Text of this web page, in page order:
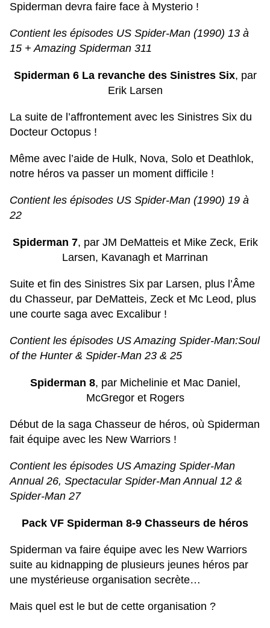
Spiderman devra faire face à Mysterio !
Contient les épisodes US Spider-Man (1990) 13 à
15 + Amazing Spiderman 311
Spiderman 6 La revanche des Sinistres Six, par
Erik Larsen
La suite de l’affrontement avec les Sinistres Six du
Docteur Octopus !
Même avec l’aide de Hulk, Nova, Solo et Deathlok,
notre héros va passer un moment difficile !
Contient les épisodes US Spider-Man (1990) 19 à
22
Spiderman 7, par JM DeMatteis et Mike Zeck, Erik
Larsen, Kavanagh et Marrinan
Suite et fin des Sinistres Six par Larsen, plus l’Âme
du Chasseur, par DeMatteis, Zeck et Mc Leod, plus
une courte saga avec Excalibur !
Contient les épisodes US Amazing Spider-Man:Soul
of the Hunter & Spider-Man 23 & 25
Spiderman 8, par Michelinie et Mac Daniel,
McGregor et Rogers
Début de la saga Chasseur de héros, où Spiderman
fait équipe avec les New Warriors !
Contient les épisodes US Amazing Spider-Man
Annual 26, Spectacular Spider-Man Annual 12 &
Spider-Man 27
Pack VF Spiderman 8-9 Chasseurs de héros
Spiderman va faire équipe avec les New Warriors
suite au kidnapping de plusieurs jeunes héros par
une mystérieuse organisation secrète…
Mais quel est le but de cette organisation ?